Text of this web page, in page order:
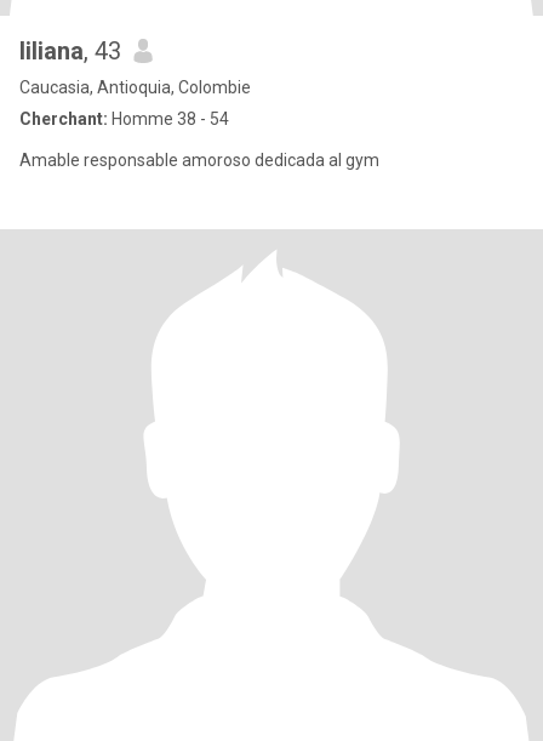
liliana, 43
Caucasia, Antioquia, Colombie
Cherchant: Homme 38 - 54
Amable responsable amoroso dedicada al gym